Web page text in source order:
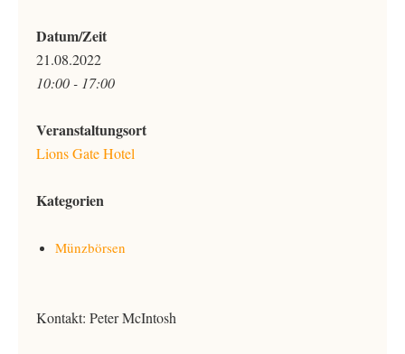
Datum/Zeit
21.08.2022
10:00 - 17:00
Veranstaltungsort
Lions Gate Hotel
Kategorien
Münzbörsen
Kontakt: Peter McIntosh